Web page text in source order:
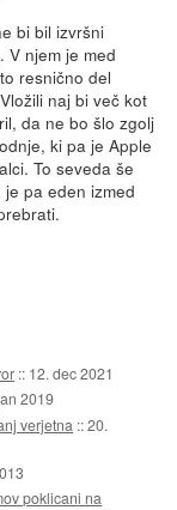
bi bil izvršni
. V njem je med
resnično del
naj bi več kot
da ne bo šlo zgolj
ki pa je Apple
To seveda še
pa eden izmed
:: 12. dec 2021
2019
verjetna ::20.
poklicani na